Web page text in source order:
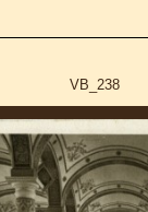
VB_238